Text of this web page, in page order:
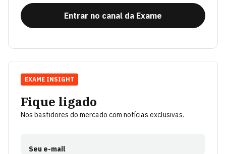
Entrar no canal da Exame
Fique ligado
Nos bastidores do mercado com notícias exclusivas.
Seu e-mail
EXAME INSIGHT